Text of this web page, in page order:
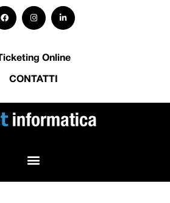
Ticketing Online
CONTATTI